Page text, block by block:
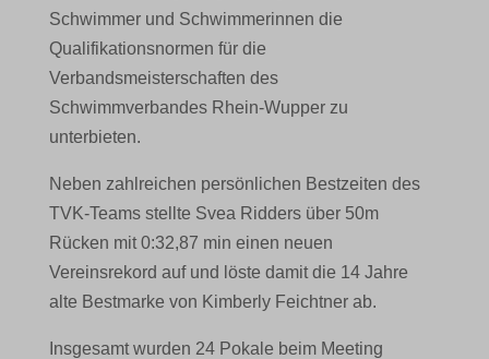
Schwimmer und Schwimmerinnen die
Qualifikationsnormen für die
Verbandsmeisterschaften des
Schwimmverbandes Rhein-Wupper zu
unterbieten.
Neben zahlreichen persönlichen Bestzeiten des
TVK-Teams stellte Svea Ridders über 50m
Rücken mit 0:32,87 min einen neuen
Vereinsrekord auf und löste damit die 14 Jahre
alte Bestmarke von Kimberly Feichtner ab.
Insgesamt wurden 24 Pokale beim Meeting